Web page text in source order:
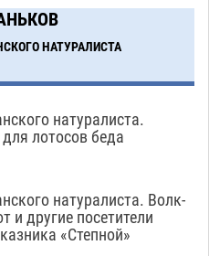
Загрузить еще
НАТУРАЛИСТА
натуралиста.
лотосов беда
натуралиста. Волк-
и другие посетители
«Степной»